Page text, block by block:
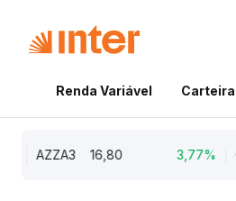
Renda Variável
AZZA3 16,80 3,77%